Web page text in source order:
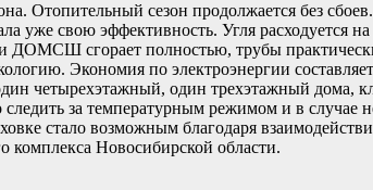
Отопительный сезон продолжается без
уже свою эффективность. Угля расходуется
ДОМСШ сгорает полностью, трубы
Экономия по электроэнергии
четырехэтажный, один трехэтажный дома,
следить за температурным режимом и в
стало возможным благодаря
комплекса Новосибирской области.